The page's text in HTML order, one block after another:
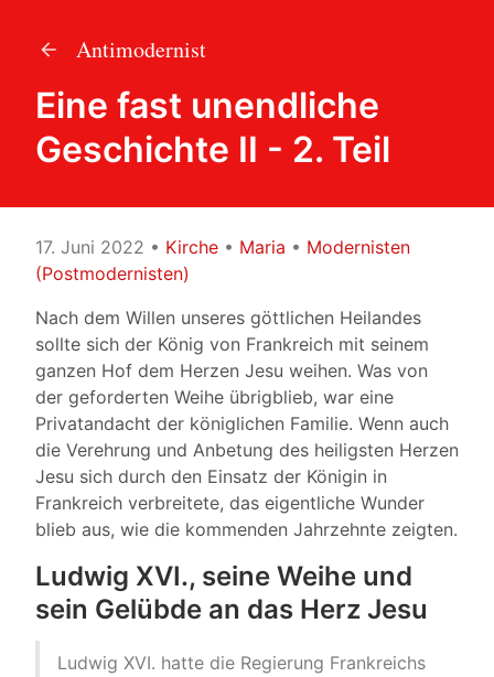
Antimodernist
Eine fast unendliche
Geschichte II - 2. Teil
17. Juni 2022 • Kirche • Maria • Modernisten
(Postmodernisten)
Nach dem Willen unseres göttlichen Heilandes
sollte sich der König von Frankreich mit seinem
ganzen Hof dem Herzen Jesu weihen. Was von
der geforderten Weihe übrigblieb, war eine
Privatandacht der königlichen Familie. Wenn auch
die Verehrung und Anbetung des heiligsten Herzen
Jesu sich durch den Einsatz der Königin in
Frankreich verbreitete, das eigentliche Wunder
blieb aus, wie die kommenden Jahrzehnte zeigten.
Ludwig XVI., seine Weihe und
sein Gelübde an das Herz Jesu
Ludwig XVI. hatte die Regierung Frankreichs